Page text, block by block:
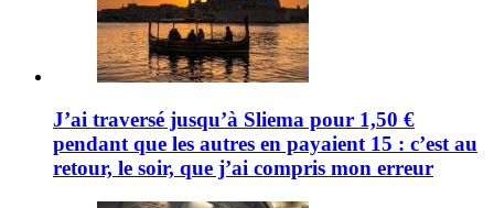
J’ai traversé jusqu’à Sliema pour 1,50 €
pendant que les autres en payaient 15 : c’est au
retour, le soir, que j’ai compris mon erreur